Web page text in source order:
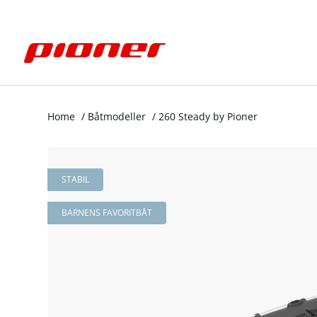
Home / Båtmodeller /260 Steady by Pioner
STABIL
BARNENS FAVORITBÅT